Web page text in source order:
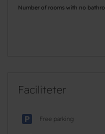
Number of rooms with no
Faciliteter
Free parking